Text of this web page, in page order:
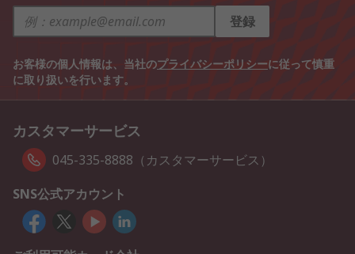
登録
お客様の個人情報は、当社のプライバシーポリシーに従って慎重
に取り扱いを行います。
カスタマーサービス
045-335-8888（カスタマーサービス）
SNS公式アカウント